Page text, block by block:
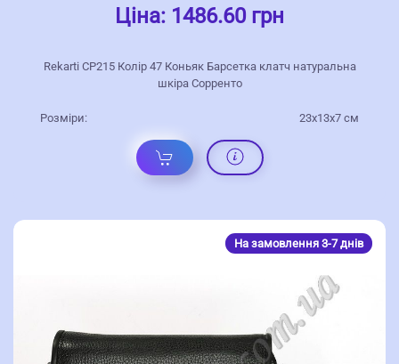
Ціна: 1486.60 грн
Rekarti СР215 Колір 47 Коньяк Барсетка клатч натуральна
шкіра Сорренто
Розміри: 23х13х7 см
На замовлення 3-7 днів